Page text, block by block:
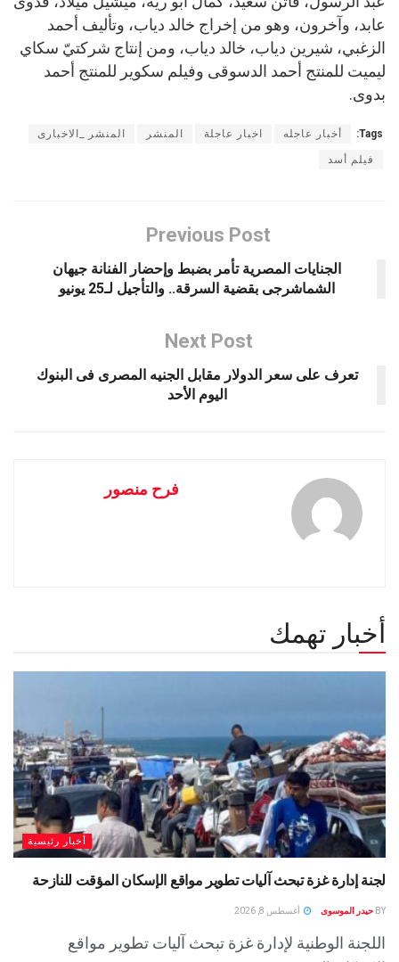
عابد، وآخرون، وهو من إخراج خالد دياب، وتأليف أحمد
الزغبي، شيرين دياب، خالد دياب، ومن إنتاج شركتيّ سكاي
ليميت للمنتج أحمد الدسوقى وفيلم سكوير للمنتج أحمد
بدوى.
Tags: أخبار عاجله اخبار عاجلة المنشر المنشر _الاخبارى
فيلم أسد
Previous Post
الجنايات المصرية تأمر بضبط وإحضار الفنانة جيهان
الشماشرجى بقضية السرقة.. والتأجيل لـ25 يونيو
Next Post
تعرف على سعر الدولار مقابل الجنيه المصرى فى البنوك
اليوم الأحد
فرح منصور
أخبار تهمك
أخبار رئيسية
لجنة إدارة غزة تبحث آليات تطوير مواقع الإسكان المؤقت للنازحة
BY حيدر الموسوى أغسطس 8, 2026
اللجنة الوطنية لإدارة غزة تبحث آليات تطوير مواقع